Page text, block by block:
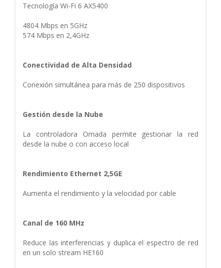
Tecnología Wi-Fi 6 AX5400
4804 Mbps en 5GHz
574 Mbps en 2,4GHz
Conectividad de Alta Densidad
Conexión simultánea para más de 250 dispositivos
Gestión desde la Nube
La controladora Omada permite gestionar la red
desde la nube o con acceso local
Rendimiento Ethernet 2,5GE
Aumenta el rendimiento y la velocidad por cable
Canal de 160 MHz
Reduce las interferencias y duplica el espectro de red
en un solo stream HE160